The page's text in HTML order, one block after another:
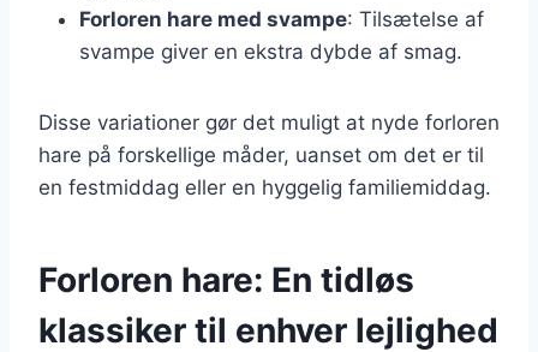
Forloren hare med svampe: Tilsætelse af
svampe giver en ekstra dybde af smag.
Disse variationer gør det muligt at nyde forloren
hare på forskellige måder, uanset om det er til
en festmiddag eller en hyggelig familiemiddag.
Forloren hare: En tidløs
klassiker til enhver lejlighed